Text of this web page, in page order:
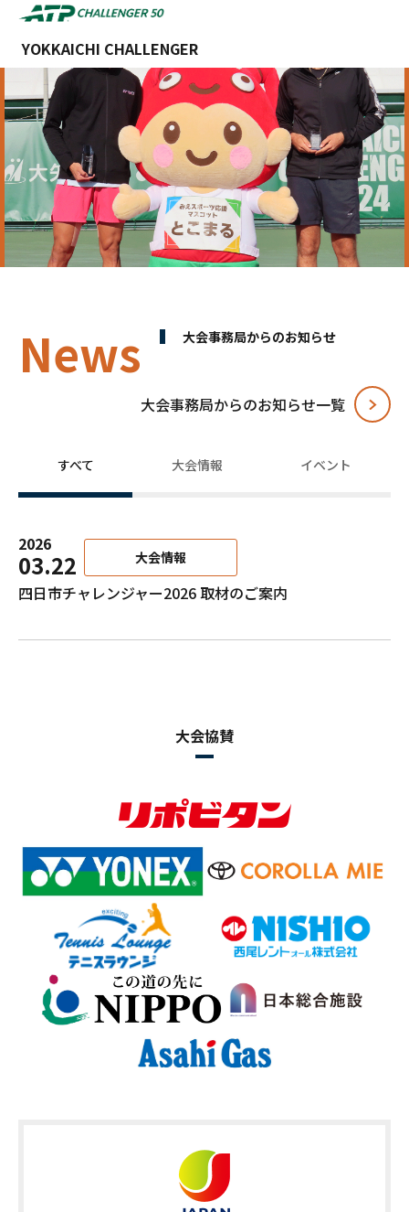
YOKKAICHI CHALLENGER
News ⼤会事務局からのお知らせ
⼤会事務局からのお知らせ⼀覧
すべて 大会情報 イベント
2026
03.22 大会情報
四日市チャレンジャー2026 取材のご案内
大会協賛